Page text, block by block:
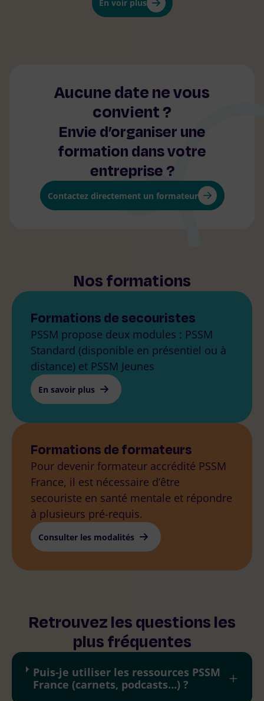
Magali DRHA
En voir plus
Aucune date ne vous
convient ?
Envie d’organiser une
formation dans votre
entreprise ?
Contactez directement un formateur
Nos formations
Formations de secouristes
PSSM propose deux modules : PSSM
Standard (disponible en présentiel ou à
distance) et PSSM Jeunes
En savoir plus
Formations de formateurs
Pour devenir formateur accrédité PSSM
France, il est nécessaire d’être
secouriste en santé mentale et répondre
à plusieurs pré-requis.
Consulter les modalités
Retrouvez les questions les
plus fréquentes
Puis-je utiliser les ressources PSSM
France (carnets, podcasts…) ?